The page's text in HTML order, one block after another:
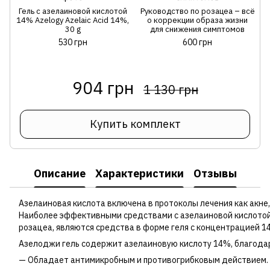
Гель с азелаиновой кислотой
14% Azelogy Azelaic Acid 14%,
30 g
530 грн
Руководство по розацеа – всё
о коррекции образа жизни
для снижения симптомов
600 грн
904 грн 1 130 грн
Купить комплект
Описание Характеристики Отзывы
Азелаиновая кислота включена в протоколы лечения как
Наиболее эффективными средствами с азелаиновой
розацеа, являются средства в форме геля с концентрацией
Азелоджи гель содержит азелаиновую кислоту 14%,
— Обладает антимикробным и противогрибковым действием.